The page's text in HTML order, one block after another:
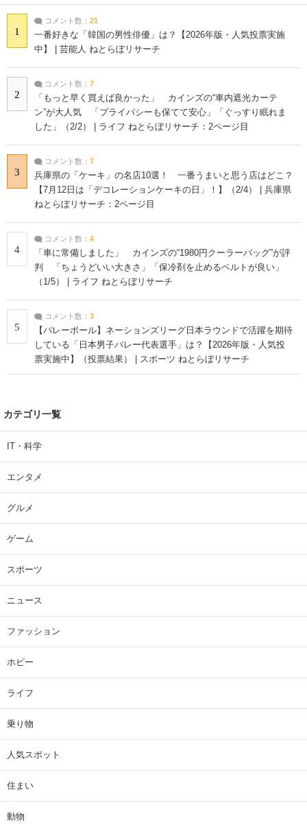
1
コメント数： 21
一番好きな「韓国の男性俳優」は？【2026年版・人気投票実施
中】 | 芸能人 ねとらぼリサーチ
2
コメント数： 7
「もっと早く買えば良かった」 カインズの“車内遮光カーテ
ン”が大人気 「プライバシーも保てて安心」「ぐっすり眠れま
した」（2/2） | ライフ ねとらぼリサーチ：2ページ目
3
コメント数： 7
兵庫県の「ケーキ」の名店10選！ 一番うまいと思う店はどこ？
【7月12日は「デコレーションケーキの日」！】（2/4） | 兵庫県
ねとらぼリサーチ：2ページ目
4
コメント数： 4
「車に常備しました」 カインズの“1980円クーラーバッグ”が評
判 「ちょうどいい大きさ」「保冷剤を止めるベルトが良い」
（1/5） | ライフ ねとらぼリサーチ
5
コメント数： 3
【バレーボール】ネーションズリーグ日本ラウンドで活躍を期待
している「日本男子バレー代表選手」は？【2026年版・人気投
票実施中】（投票結果） | スポーツ ねとらぼリサーチ
カテゴリ一覧
IT・科学
エンタメ
グルメ
ゲーム
スポーツ
ニュース
ファッション
ホビー
ライフ
乗り物
人気スポット
住まい
動物